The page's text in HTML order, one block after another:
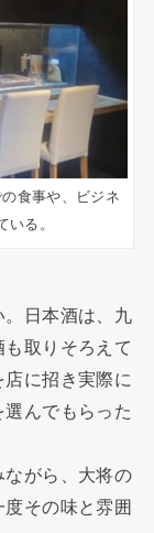
食事や、ビジネ
る。
日本酒は、九
取りそろえて
に招き実際に
んでもらった
がら、大将の
その味と雰囲